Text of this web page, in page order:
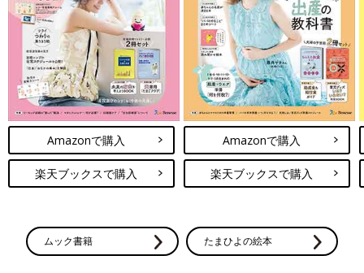
Amazonで購入
楽天ブックスで購入
Amazonで購入
楽天ブックスで購入
ムック書籍 たまひよの絵本